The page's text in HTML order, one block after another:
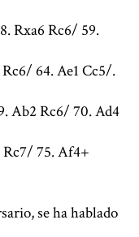
Rxa6 Rc6/ 59.
64. Ae1 Cc5/.
Ab2 Rc6/ 70. Ad4
Rc7/ 75. Af4+
se ha hablado